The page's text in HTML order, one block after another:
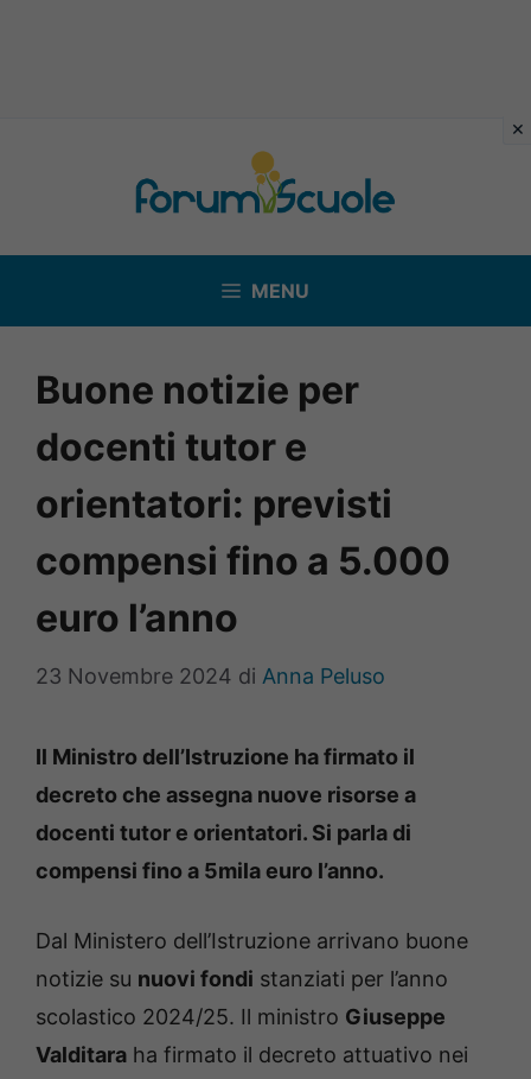
MENU
Buone notizie per
docenti tutor e
orientatori: previsti
compensi fino a 5.000
euro l’anno
23 Novembre 2024 di Anna Peluso
Il Ministro dell’Istruzione ha firmato il
decreto che assegna nuove risorse a
docenti tutor e orientatori. Si parla di
compensi fino a 5mila euro l’anno.
Dal Ministero dell’Istruzione arrivano buone
notizie su nuovi fondi stanziati per l’anno
scolastico 2024/25. Il ministro Giuseppe
Valditara ha firmato il decreto attuativo nei